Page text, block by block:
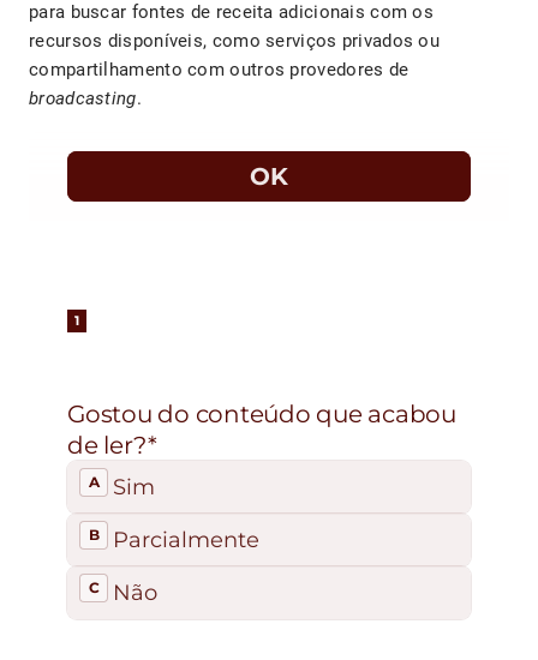
para buscar fontes de receita adicionais com os
recursos disponíveis, como serviços privados ou
compartilhamento com outros provedores de
broadcasting.